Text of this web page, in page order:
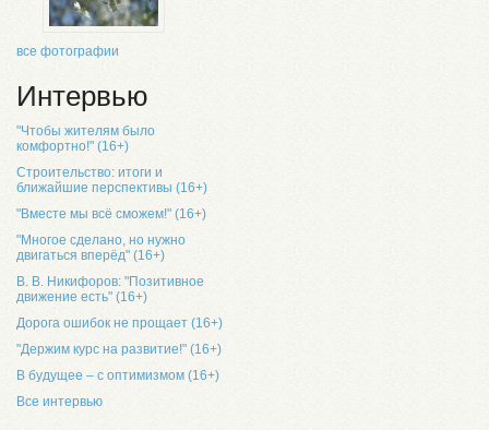
все фотографии
Интервью
"Чтобы жителям было
комфортно!" (16+)
Строительство: итоги и
ближайшие перспективы (16+)
"Вместе мы всё сможем!" (16+)
"Многое сделано, но нужно
двигаться вперёд" (16+)
В. В. Никифоров: "Позитивное
движение есть" (16+)
Дорога ошибок не прощает (16+)
"Держим курс на развитие!" (16+)
В будущее – с оптимизмом (16+)
Все интервью